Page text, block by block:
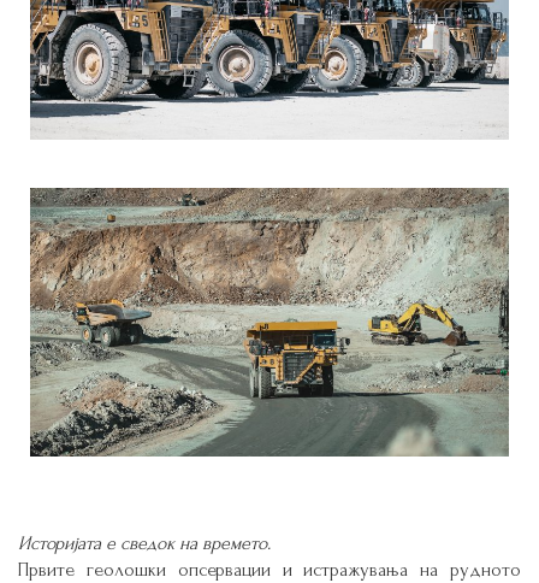
Историјата е сведок на времето.
Првите геолошки опсервации и истражувања на рудното